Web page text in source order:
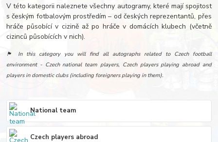
V této kategorii naleznete všechny autogramy, které mají spojitost
s českým fotbalovým prostředím – od českých reprezentantů, přes
hráče působící v cizině až po hráče v domácích klubech (včetně
cizinců působících v nich).
🏴󠁧󠁢󠁥󠁮󠁧󠁿 In this category you will find all autographs related to Czech football
environment - Czech national team players, Czech players playing abroad and
players in domestic clubs (including foreigners playing in them).
National team
Czech players abroad